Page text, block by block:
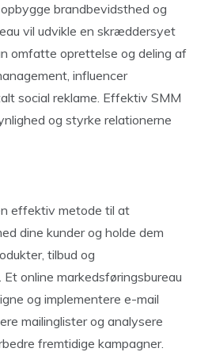
brandbevidsthed og
vil udvikle en skræddersyet
omfatte oprettelse og deling af
influencer
social reklame. Effektiv SMM
og styrke relationerne
effektiv metode til at
dine kunder og holde dem
tilbud og
online markedsføringsbureau
og implementere e-mail
mailinglister og analysere
fremtidige kampagner.